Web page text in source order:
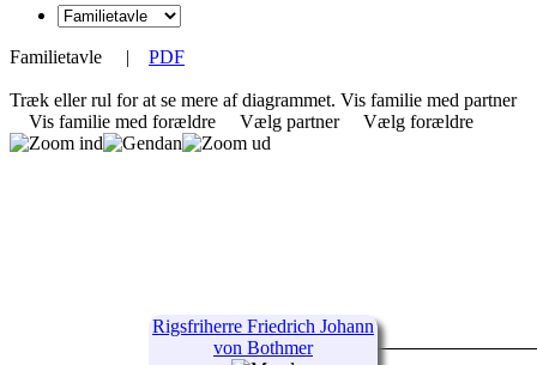
Familietavle | PDF
Træk eller rul for at se mere af diagrammet. Vis familie med partner
Vis familie med forældre
Vælg partner Vælg forældre
Rigsfriherre Friedrich Johann
von Bothmer